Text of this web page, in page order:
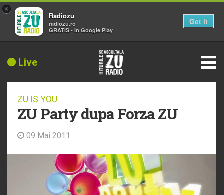
Live
ZU IS YOU
ZU Party dupa Forza ZU
09 Mai 2011
×
Radiozu
radiozu.ro
GRATIS - In Google Play
Get it